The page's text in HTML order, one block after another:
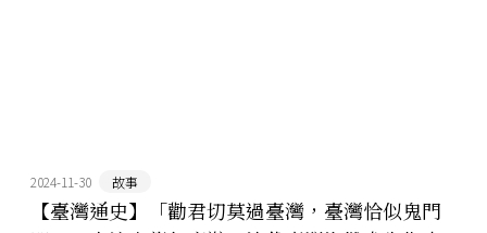
2024-11-30 故事
【臺灣通史】「勸君切莫過臺灣，臺灣恰似鬼門